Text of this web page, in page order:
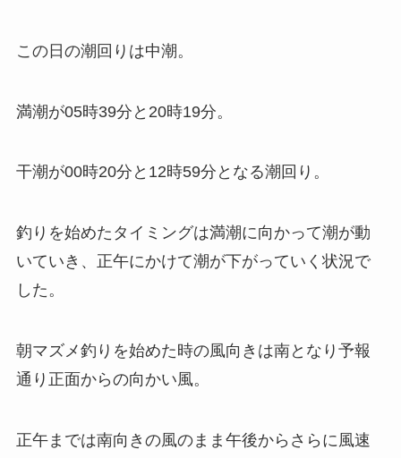
この日の潮回りは中潮。
満潮が05時39分と20時19分。
干潮が00時20分と12時59分となる潮回り。
釣りを始めたタイミングは満潮に向かって潮が動
いていき、正午にかけて潮が下がっていく状況で
した。
朝マズメ釣りを始めた時の風向きは南となり予報
通り正面からの向かい風。
正午までは南向きの風のまま午後からさらに風速